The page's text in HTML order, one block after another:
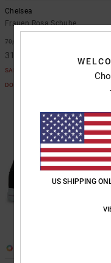
Chelsea
Frauen Rosa Schuhe
70,00 €
31,50 €
SALE
DOPPELTER RABATT EXTRA 25 %
US SHIPPING